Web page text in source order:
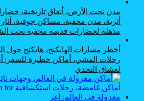
مدن تحت الأرض، أنفاق تاريخية،
أثرية، مدن مخفية، مساكن جوفية،
مذهلة لحضارات قديمة مخفية تحت
أخطر مسارات الهايكنج، هايكنج حول
رحلات المشي، أماكن خطيرة للسفر:
لعشاق التحدي